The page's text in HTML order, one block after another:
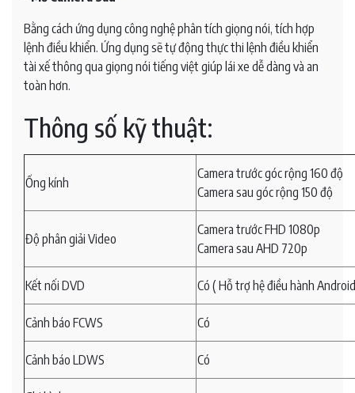
Bằng cách ứng dụng công nghệ phân tích giọng nói, tích hợp
lệnh điều khiển. Ứng dụng sẽ tự động thực thi lệnh điều khiển
tài xế thông qua giọng nói tiếng việt giúp lái xe dễ dàng và an
toàn hơn.
Thông số kỹ thuật:
Ống kính
Camera trước góc rộng 160 độ
Camera sau góc rộng 150 độ
Độ phân giải Video
Camera trước FHD 1080p
Camera sau AHD 720p
Kết nối DVD Có ( Hỗ trợ hệ điều hành
Cảnh báo FCWS Có
Cảnh báo LDWS Có